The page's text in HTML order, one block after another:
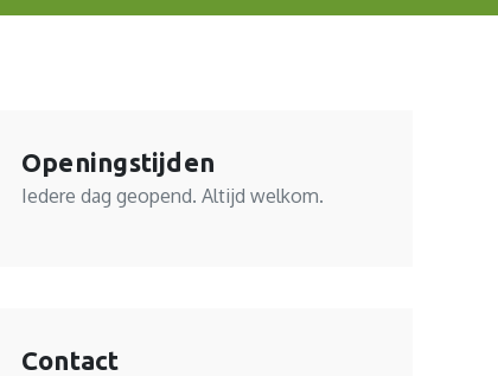
Openingstijden
Iedere dag geopend. Altijd welkom.
Contact